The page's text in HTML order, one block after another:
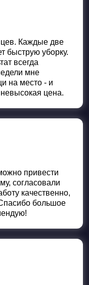
Каждые две
быструю уборку.
всегда
мне
на место - и
цена.
привести
согласовали
качественно,
большое